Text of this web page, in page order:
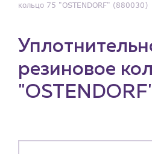
кольцо 75 "OSTENDORF" (880030)
резиновое